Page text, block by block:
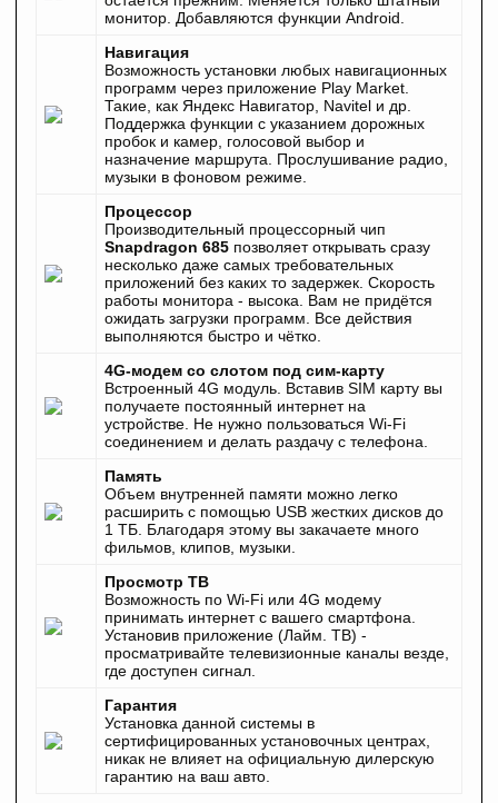
монитор. Добавляются функции Android.
Навигация
Возможность установки любых навигационных
программ через приложение Play Market.
Такие, как Яндекс Навигатор, Navitel и др.
Поддержка функции с указанием дорожных
пробок и камер, голосовой выбор и
назначение маршрута. Прослушивание радио,
музыки в фоновом режиме.
Процессор
Производительный процессорный чип
Snapdragon 685 позволяет открывать сразу
несколько даже самых требовательных
приложений без каких то задержек. Скорость
работы монитора - высока. Вам не придётся
ожидать загрузки программ. Все действия
выполняются быстро и чётко.
4G-модем со слотом под сим-карту
Встроенный 4G модуль. Вставив SIM карту вы
получаете постоянный интернет на
устройстве. Не нужно пользоваться Wi-Fi
соединением и делать раздачу с телефона.
Память
Объем внутренней памяти можно легко
расширить с помощью USB жестких дисков до
1 ТБ. Благодаря этому вы закачаете много
фильмов, клипов, музыки.
Просмотр ТВ
Возможность по Wi-Fi или 4G модему
принимать интернет с вашего смартфона.
Установив приложение (Лайм. ТВ) -
просматривайте телевизионные каналы везде,
где доступен сигнал.
Гарантия
Установка данной системы в
сертифицированных установочных центрах,
никак не влияет на официальную дилерскую
гарантию на ваш авто.